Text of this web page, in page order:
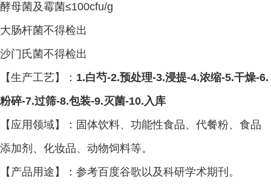
酵母菌及霉菌≤100cfu/g
大肠杆菌不得检出
沙门氏菌不得检出
【生产工艺】： 1.白芍-2.预处理-3.浸提-4.浓缩-5.干燥-6.
粉碎-7.过筛-8.包装-9.灭菌-10.入库
【应用领域】： 固体饮料、功能性食品、代餐粉、食品
添加剂、化妆品、动物饲料等。
【 产品用途】：参考百度谷歌以及科研学术期刊。